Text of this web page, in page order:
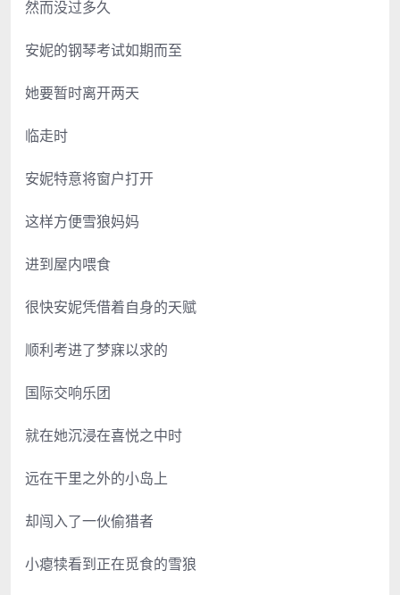
然而没过多久
安妮的钢琴考试如期而至
她要暂时离开两天
临走时
安妮特意将窗户打开
这样方便雪狼妈妈
进到屋内喂食
很快安妮凭借着自身的天赋
顺利考进了梦寐以求的
国际交响乐团
就在她沉浸在喜悦之中时
远在干里之外的小岛上
却闯入了一伙偷猎者
小瘪犊看到正在觅食的雪狼